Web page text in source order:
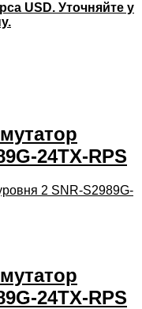
USD. Уточняйте у
24TX-RPS
24TX-RPS